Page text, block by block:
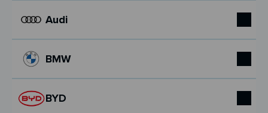
Audi
BMW
BYD